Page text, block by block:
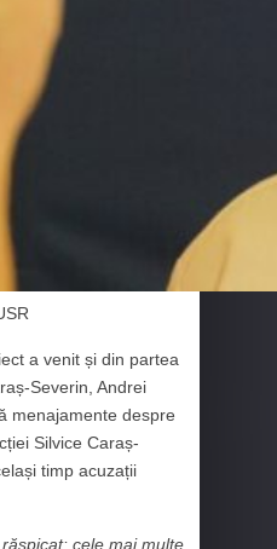
a venit și din partea
Severin, Andrei
menajamente despre
Silvice Caraș-
timp acuzații
răspicat: cele mai multe